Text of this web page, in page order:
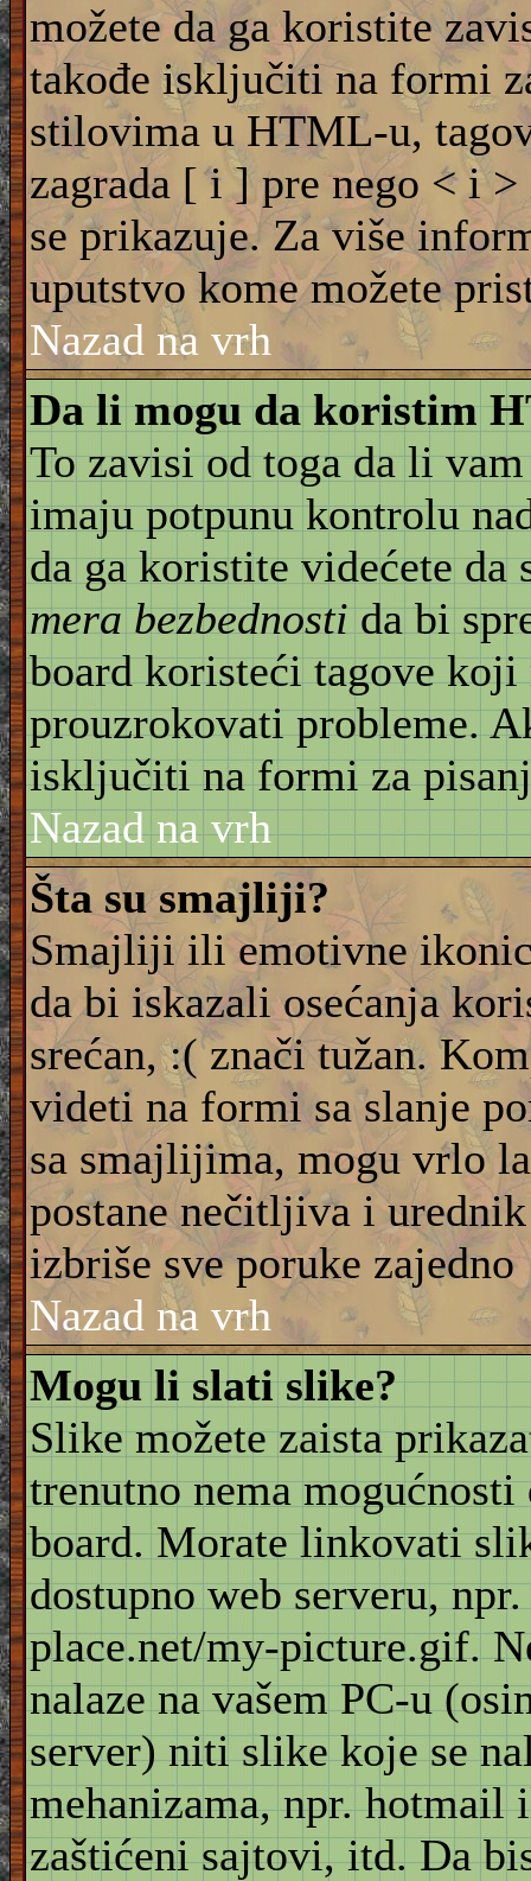
možete da ga koristite
takođe isključiti na formi
stilovima u HTML-u,
zagrada [ i ] pre nego < i
se prikazuje. Za više
uputstvo kome možete
Nazad na vrh
Da li mogu da koristim
To zavisi od toga da li
imaju potpunu kontrolu
da ga koristite videćete da
mera bezbednostida bi
board koristeći tagove
prouzrokovati probleme.
isključiti na formi za
Nazad na vrh
Šta su smajliji?
Smajliji ili emotivne
da bi iskazali osećanja
srećan, :( znači tužan.
videti na formi sa slanje
sa smajlijima, mogu vrlo
postane nečitljiva i
izbriše sve poruke zajedno
Nazad na vrh
Mogu li slati slike?
Slike možete zaista
trenutno nema
board. Morate linkovati
dostupno web serveru,
place.net/my-picture.gif.
nalaze na vašem PC-u
server) niti slike koje se
mehanizama, npr.
zaštićeni sajtovi, itd. Da